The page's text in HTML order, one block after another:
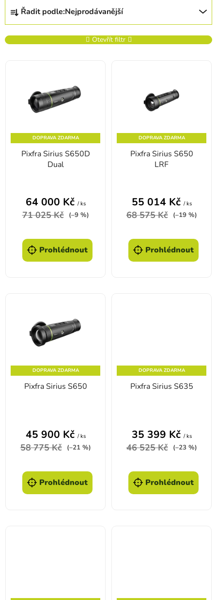
Řazení produktů
Řadit podle:Nejprodávanější
Otevřít filtr
DOPRAVA ZDARMA
Pixfra Sirius S650D
Dual
64 000 Kč / ks
71 025 Kč (–9 %)
Prohlédnout
DOPRAVA ZDARMA
Pixfra Sirius S650
LRF
55 014 Kč / ks
68 575 Kč (–19 %)
Prohlédnout
DOPRAVA ZDARMA
Pixfra Sirius S650
45 900 Kč / ks
58 775 Kč (–21 %)
Prohlédnout
DOPRAVA ZDARMA
Pixfra Sirius S635
35 399 Kč / ks
46 525 Kč (–23 %)
Prohlédnout